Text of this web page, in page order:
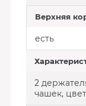
Верхняя
есть
2
чашек,